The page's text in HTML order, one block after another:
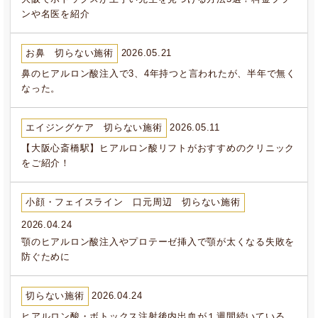
ンや名医を紹介
お鼻 切らない施術 2026.05.21
鼻のヒアルロン酸注入で3、4年持つと言われたが、半年で無く
なった。
エイジングケア 切らない施術 2026.05.11
【大阪心斎橋駅】ヒアルロン酸リフトがおすすめのクリニック
をご紹介！
小顔・フェイスライン 口元周辺 切らない施術
2026.04.24
顎のヒアルロン酸注入やプロテーゼ挿入で顎が太くなる失敗を
防ぐために
切らない施術 2026.04.24